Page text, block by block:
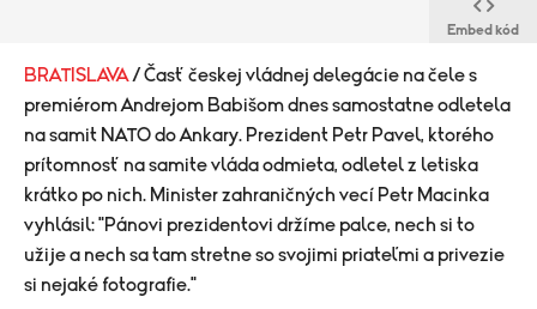
Embed kód
BRATISLAVA / Časť českej vládnej delegácie na čele s
premiérom Andrejom Babišom dnes samostatne odletela
na samit NATO do Ankary. Prezident Petr Pavel, ktorého
prítomnosť na samite vláda odmieta, odletel z letiska
krátko po nich. Minister zahraničných vecí Petr Macinka
vyhlásil: "Pánovi prezidentovi držíme palce, nech si to
užije a nech sa tam stretne so svojimi priateľmi a privezie
si nejaké fotografie."